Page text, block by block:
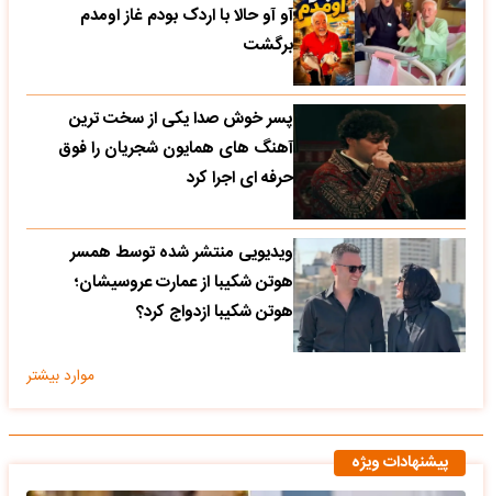
آو آو حالا با اردک بودم غاز اومدم
برگشت
پسر خوش صدا یکی از سخت ترین
آهنگ های همایون شجریان را فوق
حرفه ای اجرا کرد
ویدیویی منتشر شده توسط همسر
هوتن شکیبا از عمارت عروسیشان؛
هوتن شکیبا ازدواج کرد؟
موارد بیشتر
پیشنهادات ویژه